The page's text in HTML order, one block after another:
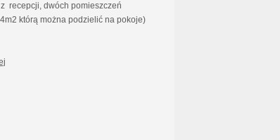
recepcji, dwóch pomieszczeń
którą można podzielić na pokoje)